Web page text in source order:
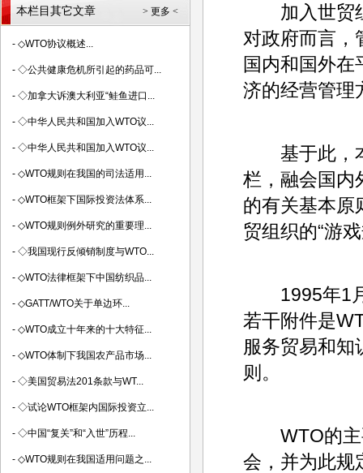
加入世贸组
对政府而言，
国内和国外在
济的经营管理
基于此，本
栏，融会国内
的有关基本原
贸组织的“游
1995年1月
若干附件是
服务贸易和知
则。
WTO的主
会，并为此规
> 更多 <
本栏目其它文章
- ◇WTO协议概述...
- ◇公共健康危机所引起的药品可...
- ◇加拿大诉澳大利亚“鲑鱼进口...
- ◇中华人民共和国加入WTO议...
- ◇中华人民共和国加入WTO议...
- ◇WTO规则在我国的司法适用...
- ◇WTO框架下国际投资法体系...
- ◇WTO规则例外研究的重要理...
- ◇我国现行反倾销制度与WTO...
- ◇WTO法律框架下中国纺织品...
- ◇GATT/WTO关于单边环...
- ◇WTO成立十年来的十大特征...
- ◇WTO体制下我国农产品市场...
- ◇美国贸易法201条款与WT...
- ◇试论WTO框架内国际投资立...
- ◇中国“复关”和“入世”历程...
- ◇WTO规则在我国适用问题之...